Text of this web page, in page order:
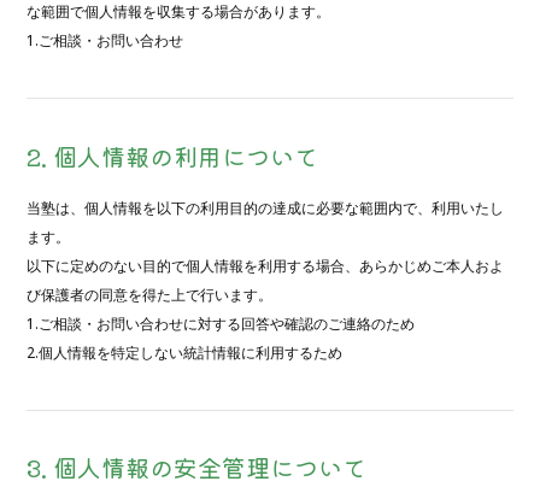
な範囲で個人情報を収集する場合があります。
1.ご相談・お問い合わせ
2. 個人情報の利用について
当塾は、個人情報を以下の利用目的の達成に必要な範囲内で、利用いたし
ます。
以下に定めのない目的で個人情報を利用する場合、あらかじめご本人およ
び保護者の同意を得た上で行います。
1.ご相談・お問い合わせに対する回答や確認のご連絡のため
2.個人情報を特定しない統計情報に利用するため
3. 個人情報の安全管理について